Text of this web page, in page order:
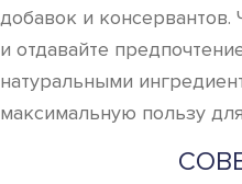
добавок и консервантов.
и отдавайте
натуральными
максимальную пользу